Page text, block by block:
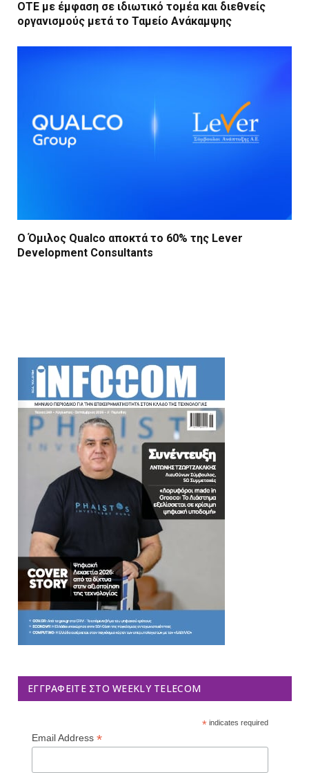
ΟΤΕ με έμφαση σε ιδιωτικό τομέα και διεθνείς
οργανισμούς μετά το Ταμείο Ανάκαμψης
Ο Όμιλος Qualco αποκτά το 60% της Lever
Development Consultants
ΕΓΓΡΑΦΕΊΤΕ ΣΤΟ WEEKLY TELECOM
*indicates required
Email Address *